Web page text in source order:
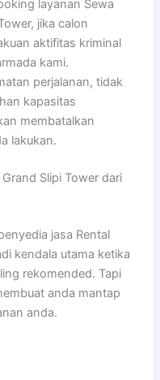
layanan Sewa
jika calon
aktifitas kriminal
kami.
perjalanan, tidak
kapasitas
membatalkan
lakukan.
Slipi Tower dari
jasa Rental
kendala utama ketika
rekomended. Tapi
anda mantap
anda.